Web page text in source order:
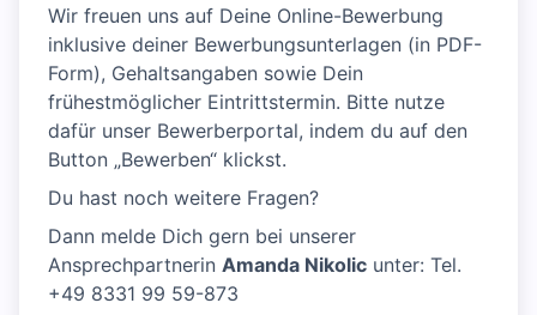
Wir freuen uns auf Deine Online-Bewerbung
inklusive deiner Bewerbungsunterlagen (in PDF-
Form), Gehaltsangaben sowie Dein
frühestmöglicher Eintrittstermin. Bitte nutze
dafür unser Bewerberportal, indem du auf den
Button „Bewerben“ klickst.
Du hast noch weitere Fragen?
Dann melde Dich gern bei unserer
Ansprechpartnerin Amanda Nikolic unter: Tel.
+49 8331 99 59-873